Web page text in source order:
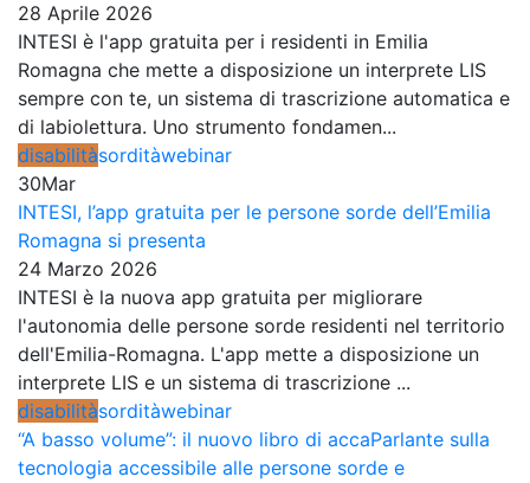
28 Aprile 2026
INTESI è l'app gratuita per i residenti in Emilia
Romagna che mette a disposizione un interprete LIS
sempre con te, un sistema di trascrizione automatica e
di labiolettura. Uno strumento fondamen...
disabilitàsorditàwebinar
30Mar
INTESI, l’app gratuita per le persone sorde dell’Emilia
Romagna si presenta
24 Marzo 2026
INTESI è la nuova app gratuita per migliorare
l'autonomia delle persone sorde residenti nel territorio
dell'Emilia-Romagna. L'app mette a disposizione un
interprete LIS e un sistema di trascrizione ...
disabilitàsorditàwebinar
“A basso volume”: il nuovo libro di accaParlante sulla
tecnologia accessibile alle persone sorde e